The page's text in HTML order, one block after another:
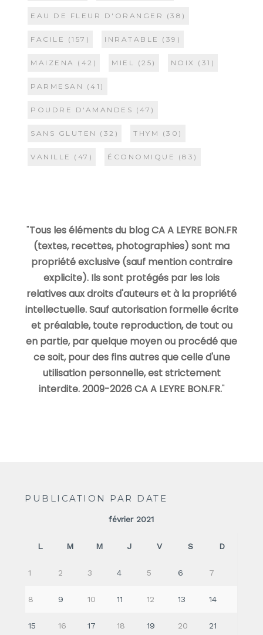
EAU DE FLEUR D'ORANGER (38)
FACILE (157) INRATABLE (39)
MAIZENA (42) MIEL (25) NOIX (31)
PARMESAN (41)
POUDRE D'AMANDES (47)
SANS GLUTEN (32) THYM (30)
VANILLE (47) ÉCONOMIQUE (83)
"Tous les éléments du blog CA A LEYRE BON.FR
(textes, recettes, photographies) sont ma
propriété exclusive (sauf mention contraire
explicite). Ils sont protégés par les lois
relatives aux droits d'auteurs et à la propriété
intellectuelle. Sauf autorisation formelle écrite
et préalable, toute reproduction, de tout ou
en partie, par quelque moyen ou procédé que
ce soit, pour des fins autres que celle d'une
utilisation personnelle, est strictement
interdite. 2009-2026 CA A LEYRE BON.FR."
PUBLICATION PAR DATE
février 2021
L M M J V S D
1 2 3 4 5 6 7
8 9 10 11 12 13 14
15 16 17 18 19 20 21